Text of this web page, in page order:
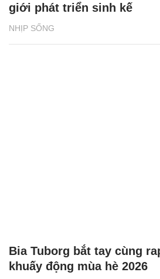
NHỊP SỐNG
giới phát triển sinh kế
Bia Tuborg bắt tay cùng
khuấy động mùa hè 2026